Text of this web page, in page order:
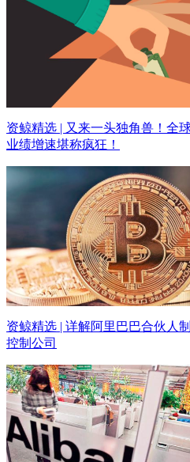
资鲸精选 | 又来一头独角兽！全
业绩增速堪称疯狂！
资鲸精选 | 详解阿里巴巴合伙人
控制公司